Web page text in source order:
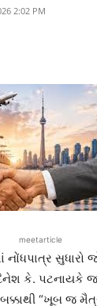
2:02 PM
meetarticle
સુધારો
કે. પટનાયકે
“ખૂબ જ